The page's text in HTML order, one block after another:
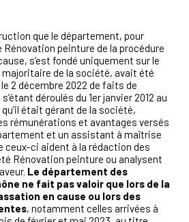
que le département, pour
peinture de la procédure
s’est fondé uniquement sur le
majoritaire de la société, avait été
2 décembre 2022 de faits de
déroulés du 1erjanvier 2012 au
qu’il était gérant de la société,
rémunérations et avantages versés
et un assistant à maîtrise
ceux-ci aident à la rédaction des
Rénovation peinture ou analysent
Le département des
ne fait pas valoir que lors de la
en cause ou lors des
, notamment celles arrivées à